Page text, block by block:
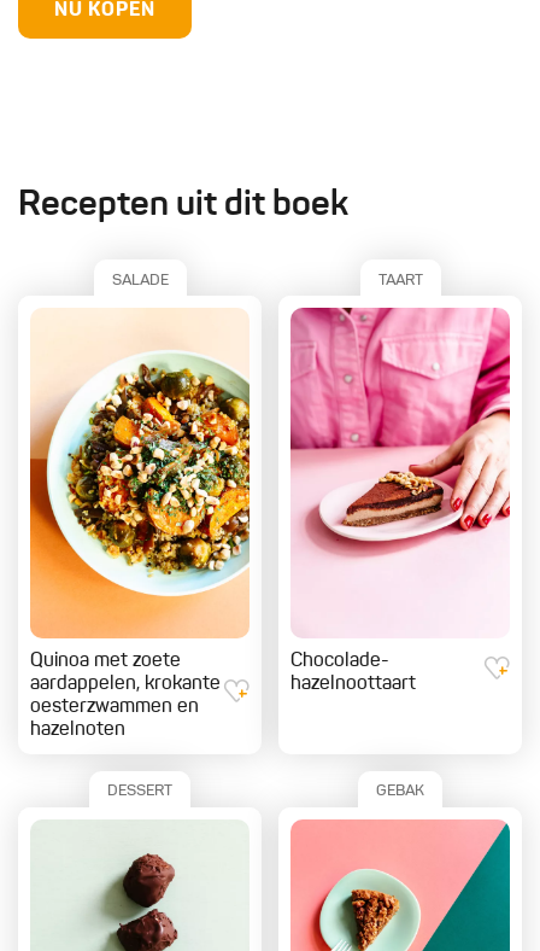
NU KOPEN
Recepten uit dit boek
SALADE
Quinoa met zoete
aardappelen, krokante
oesterzwammen en
hazelnoten
TAART
Chocolade-
hazelnoottaart
DESSERT GEBAK